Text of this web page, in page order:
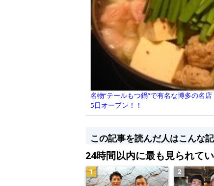
名物“テールもつ鍋”で有名な博多の名
5日オープン！！
この記事を読んだ人はこんな
24時間以内に最も見られて